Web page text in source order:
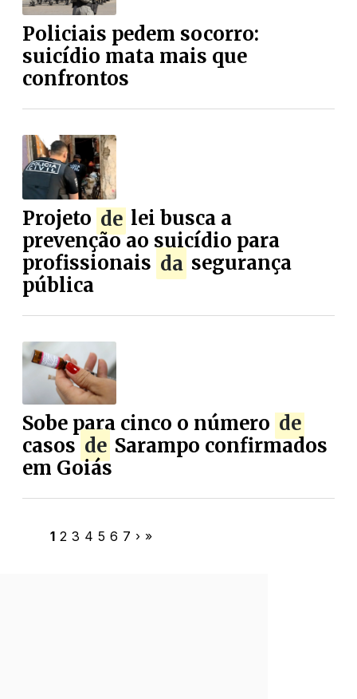
Policiais pedem socorro:
suicídio mata mais que
confrontos
Projeto de lei busca a
prevenção ao suicídio para
profissionais da segurança
pública
Sobe para cinco o número de
casos de Sarampo confirmados
em Goiás
1 2 3 4 5 6 7 › »